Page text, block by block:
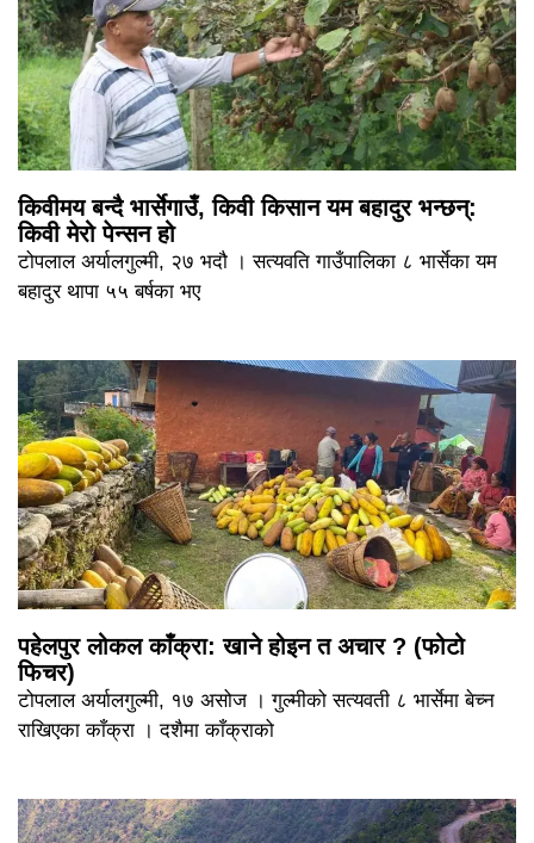
किवीमय बन्दै भार्सेगाउँ, किवी किसान यम बहादुर भन्छन्:
किवी मेरो पेन्सन हो
टोपलाल अर्यालगुल्मी, २७ भदौ । सत्यवति गाउँपालिका ८ भार्सेका यम
बहादुर थापा ५५ बर्षका भए
पहेलपुर लोकल काँक्रा: खाने होइन त अचार ? (फोटो
फिचर)
टोपलाल अर्यालगुल्मी, १७ असोज । गुल्मीको सत्यवती ८ भार्सेमा बेच्न
राखिएका काँक्रा । दशैमा काँक्राको